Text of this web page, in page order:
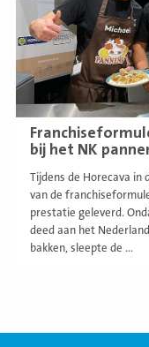
bij het NK
Tijdens de Horecava in
van de
prestatie geleverd.
deed aan het
bakken, sleepte de ...